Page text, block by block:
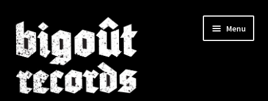
Skip
to
navigation
Skip
to
content
Menu